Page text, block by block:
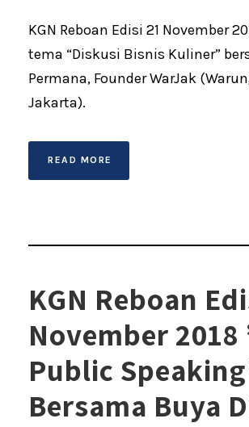
KGN Reboan Edisi 21 November
tema “Diskusi Bisnis Kuliner”
Permana, Founder WarJak
Jakarta).
READ MORE
KGN Reboan
November 2018
Public
Bersama Buya